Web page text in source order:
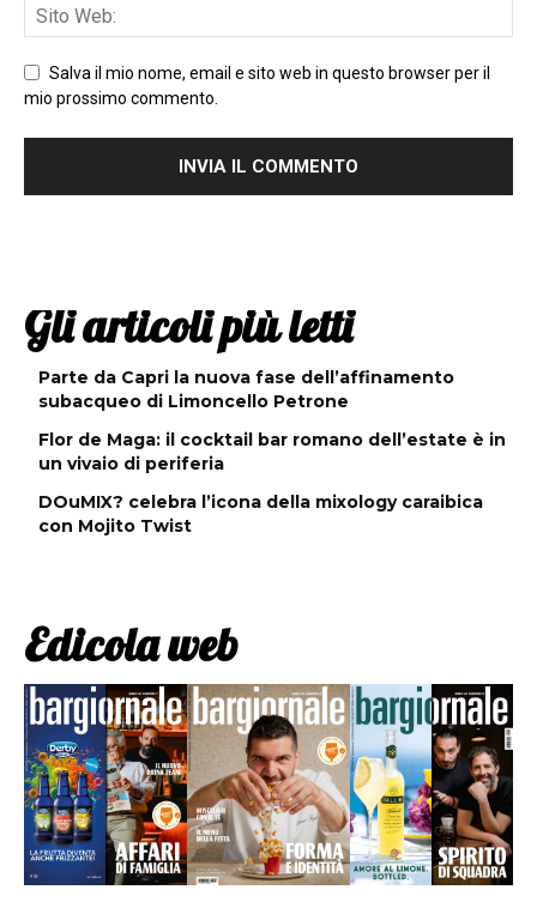
Salva il mio nome, email e sito web in questo browser per il
mio prossimo commento.
Gli articoli più letti
Parte da Capri la nuova fase dell’affinamento
subacqueo di Limoncello Petrone
Flor de Maga: il cocktail bar romano dell’estate è in
un vivaio di periferia
DOuMIX? celebra l’icona della mixology caraibica
con Mojito Twist
Edicola web